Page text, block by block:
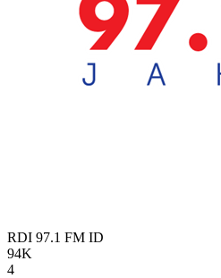
RDI 97.1 FM ID
94K
4